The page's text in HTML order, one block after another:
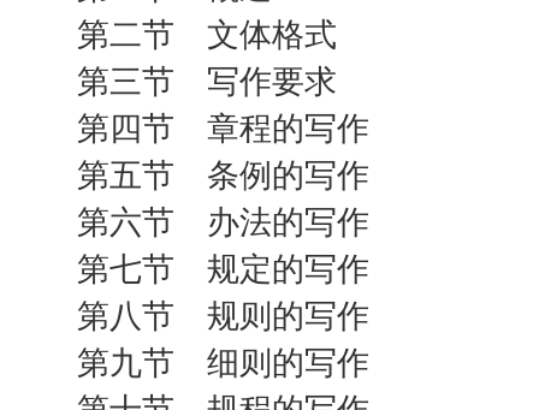
第二节 文体格式
第三节 写作要求
第四节 章程的写作
第五节 条例的写作
第六节 办法的写作
第七节 规定的写作
第八节 规则的写作
第九节 细则的写作